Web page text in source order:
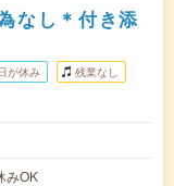
なし＊付き添
が休み 残業なし
みOK